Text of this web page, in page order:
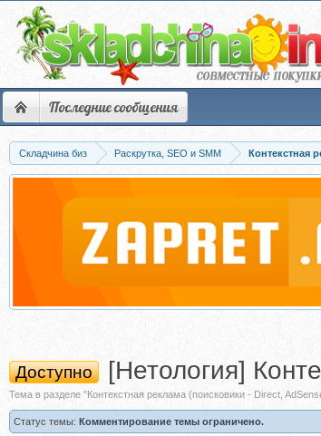
Последние сообщения
Складчина биз Раскрутка, SEO и SMM Контекстная
Доступно [Нетология]
Тема в разделе "Контекстная реклама (поисковики - Direct,
Статус темы: Комментирование темы ограничено.